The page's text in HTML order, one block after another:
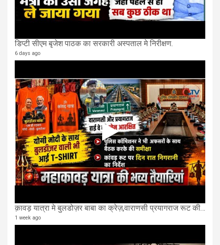
डिप्टी सीएम बृजेश पाठक का सरकारी अस्पताल मे निरीक्षण.
6 days ago
क़ावड़ यात्रा मे बुलडोज़र बाबा का क्रेज़,वाराणसी प्रयागराज रूट की एक लेन खाली की गई.
1 week ago